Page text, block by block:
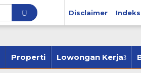
Disclaimer
Properti Lowongan Kerja